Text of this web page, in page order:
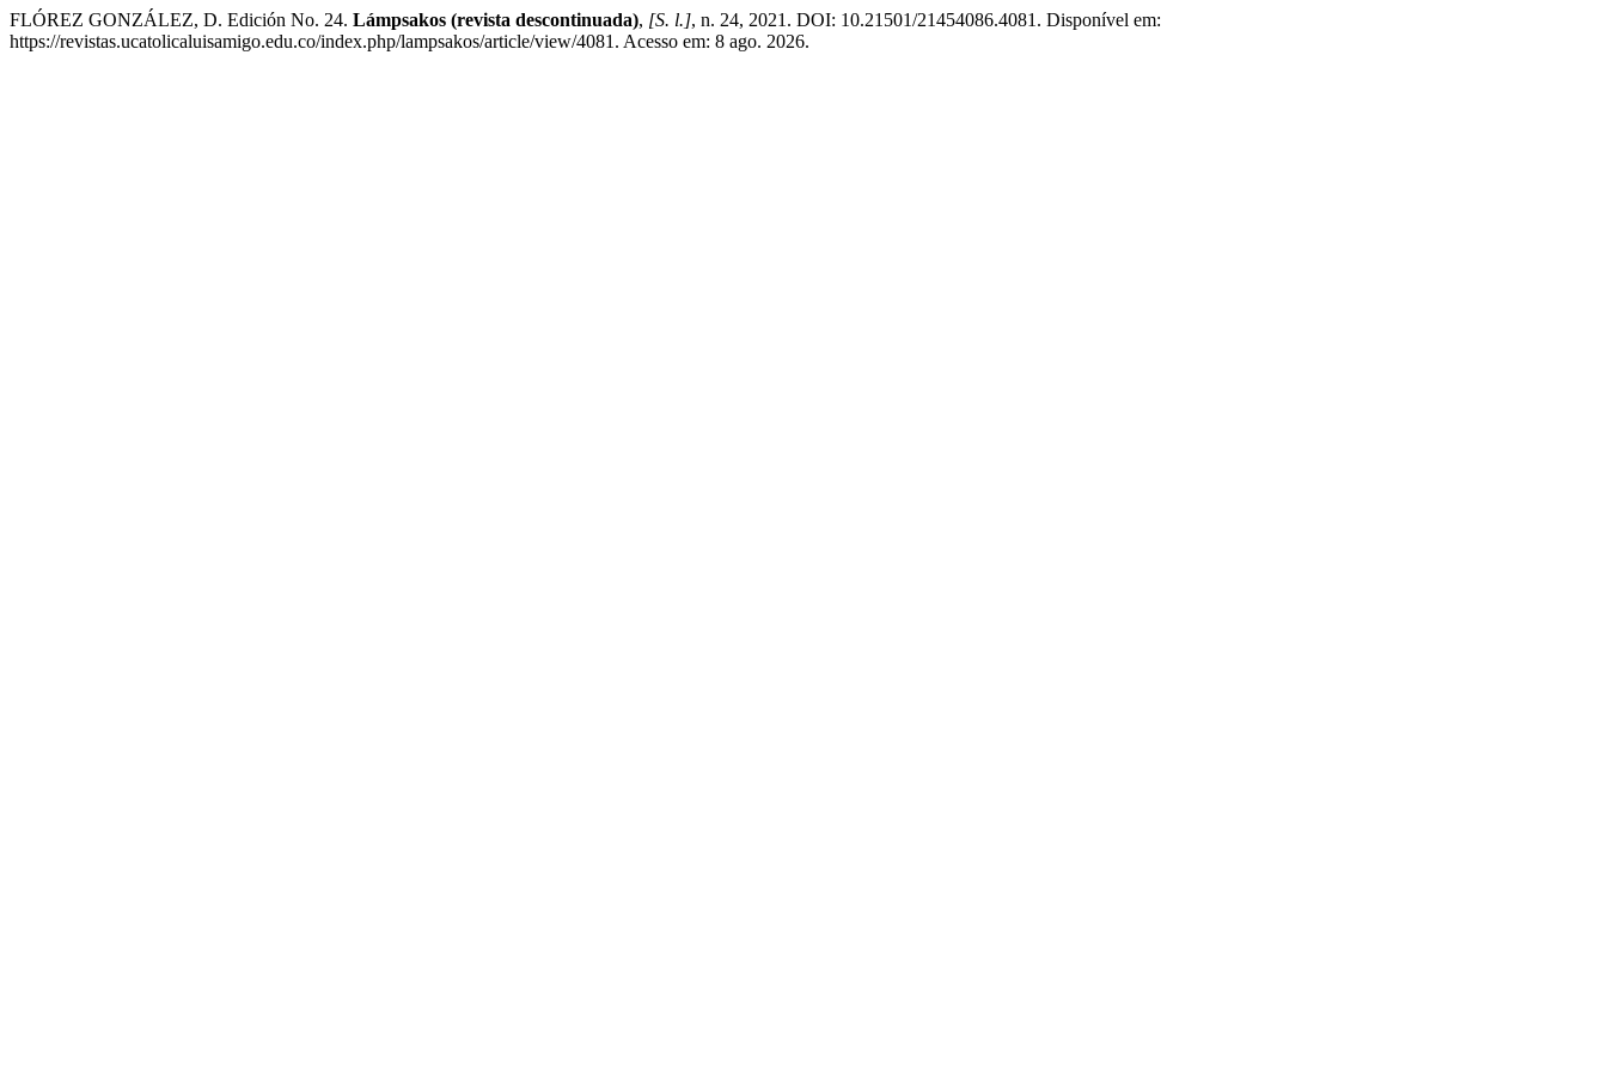
FLÓREZ GONZÁLEZ, D. Edición No. 24. Lámpsakos (revista descontinuada), [S. l.], n. 24, 2021. DOI: 10.21501/21454086.4081. Disponível em:
https://revistas.ucatolicaluisamigo.edu.co/index.php/lampsakos/article/view/4081. Acesso em: 8 ago. 2026.